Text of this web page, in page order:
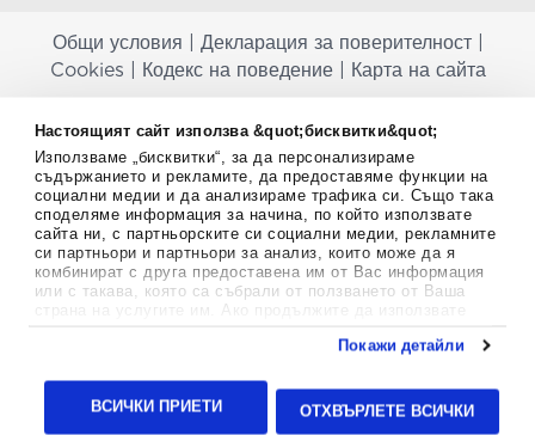
Настоящият сайт използва &quot;бисквитки&quot;
Използваме „бисквитки“, за да персонализираме
съдържанието и рекламите, да предоставяме функции на
социални медии и да анализираме трафика си. Също така
споделяме информация за начина, по който използвате
сайта ни, с партньорските си социални медии, рекламните
си партньори и партньори за анализ, които може да я
комбинират с друга предоставена им от Вас информация
или с такава, която са събрали от ползването от Ваша
страна на услугите им. Ако продължите да използвате
тук.
Покажи детайли
ВСИЧКИ ПРИЕТИ ОТХВЪРЛЕТЕ ВСИЧКИ
Общи условия Декларация за поверителност|
Cookies
Кодекс на поведение| Карта на сайта
заместват балансираната диета и не са предназначени за
профилактика, лечение или лечение на човешки заболявания.
Консултирайте се с Вашия лекар, ако сте бременна, кърмите,
приемате лекарства или имате някакви здравословни проблеми,
преди да използвате някаква хранителна добавка. Непрекъснато се
стремим да ви предоставяме точна и валидна информация. Ако
имате някакви въпроси или коментари относно тях, моля свържете
се с нас.
Aptekapromahon.com eBusinessTeam • Website by
24lc.gr